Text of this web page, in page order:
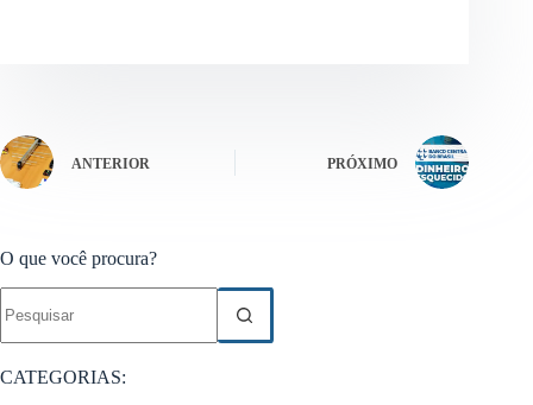
ANTERIOR PRÓXIMO
O que você procura?
resultados
CATEGORIAS: